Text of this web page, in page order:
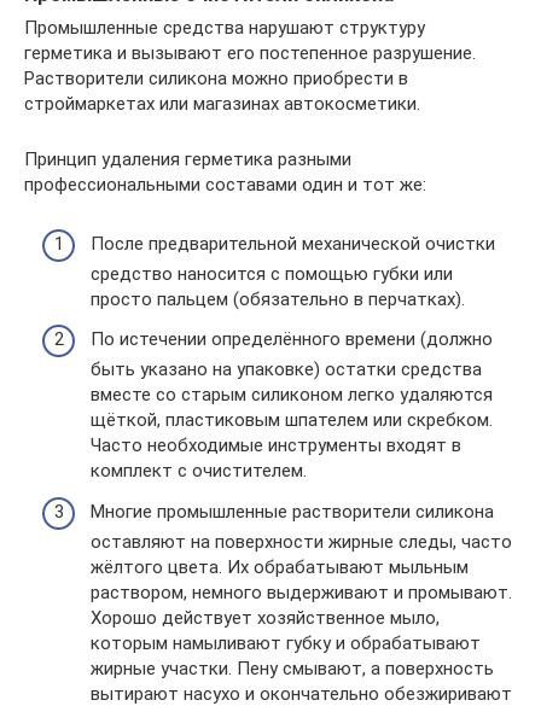
Промышленные средства нарушают структуру
герметика и вызывают его постепенное разрушение.
Растворители силикона можно приобрести в
строймаркетах или магазинах автокосметики.
Принцип удаления герметика разными
профессиональными составами один и тот же:
После предварительной механической очистки
средство наносится с помощью губки или
просто пальцем (обязательно в перчатках).
По истечении определённого времени (должно
быть указано на упаковке) остатки средства
вместе со старым силиконом легко удаляются
щёткой, пластиковым шпателем или скребком.
Часто необходимые инструменты входят в
комплект с очистителем.
Многие промышленные растворители силикона
оставляют на поверхности жирные следы, часто
жёлтого цвета. Их обрабатывают мыльным
раствором, немного выдерживают и промывают.
Хорошо действует хозяйственное мыло,
которым намыливают губку и обрабатывают
жирные участки. Пену смывают, а поверхность
вытирают насухо и окончательно обезжиривают